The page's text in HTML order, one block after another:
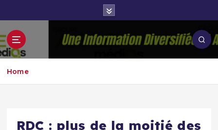
p
t
o
o
Groupe Aigle
Médias
Home
RDC : plus de la moitié des